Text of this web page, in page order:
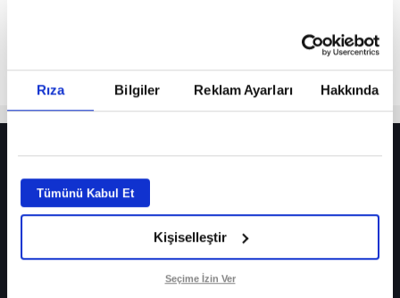
Rıza Bilgiler Reklam Ayarları Hakkında
Tümünü Kabul Et
Kişiselleştir
Seçime İzin Ver
Fenerbahçe’de sürpriz ayrılık ihtimali! Devre arasında gelmişti
Fenerbahçe’nin yeni transferi Mason Greenwood için olay sözler!
Galatasaray’da rota yeniden Thiago Almada!